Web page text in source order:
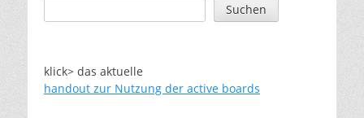
Suchen
klick> das aktuelle
handout zur Nutzung der active boards